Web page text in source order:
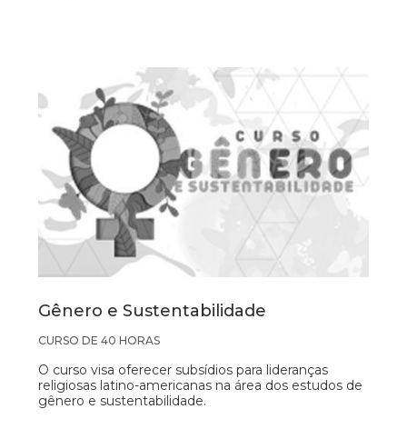
Gênero e Sustentabilidade
CURSO DE 40 HORAS
O curso visa oferecer subsídios para lideranças
religiosas latino-americanas na área dos estudos de
gênero e sustentabilidade.